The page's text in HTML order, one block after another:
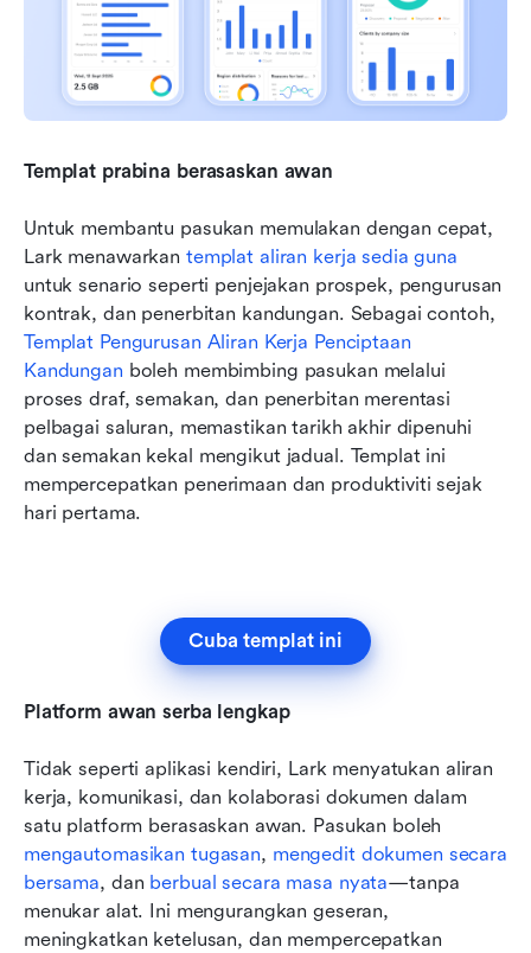
Templat prabina berasaskan awan
Untuk membantu pasukan memulakan dengan cepat,
Lark menawarkan templat aliran kerja sedia guna
untuk senario seperti penjejakan prospek, pengurusan
Templat Pengurusan Aliran Kerja Penciptaan
Kandungan boleh membimbing pasukan melalui
proses draf, semakan, dan penerbitan merentasi
pelbagai saluran, memastikan tarikh akhir dipenuhi
dan semakan kekal mengikut jadual. Templat ini
mempercepatkan penerimaan dan produktiviti sejak
hari pertama.
Cuba templat ini
Platform awan serba lengkap
Tidak seperti aplikasi kendiri, Lark menyatukan aliran
kerja, komunikasi, dan kolaborasi dokumen dalam
mengautomasikan tugasan, mengedit dokumen secara
bersama, dan berbual secara masa nyata—tanpa
menukar alat. Ini mengurangkan geseran,
meningkatkan ketelusan, dan mempercepatkan